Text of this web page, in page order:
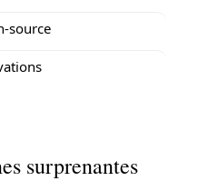
source
surprenantes